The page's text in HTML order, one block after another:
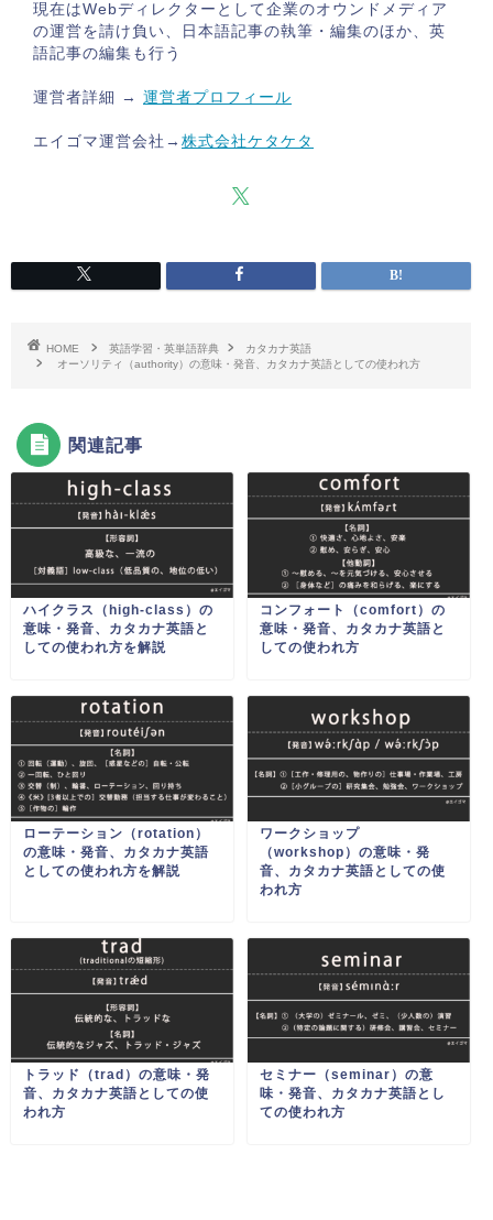
現在はWebディレクターとして企業のオウンドメディア
の運営を請け負い、日本語記事の執筆・編集のほか、英
語記事の編集も行う
運営者詳細 → 運営者プロフィール
エイゴマ運営会社→ 株式会社ケタケタ
HOME 英語学習・英単語辞典
カタカナ英語
オーソリティ（authority）の意味・発音、カタカナ英語としての使われ方
関連記事
ハイクラス（high-class）の
意味・発音、カタカナ英語と
しての使われ方を解説
コンフォート（comfort）の
意味・発音、カタカナ英語と
しての使われ方
ローテーション（rotation）
の意味・発音、カタカナ英語
としての使われ方を解説
ワークショップ
（workshop）の意味・発
音、カタカナ英語としての使
われ方
トラッド（trad）の意味・発
音、カタカナ英語としての使
われ方
セミナー（seminar）の意
味・発音、カタカナ英語とし
ての使われ方